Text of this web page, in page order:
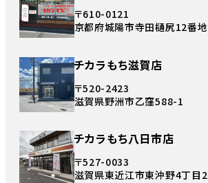
〒610-0121
京都府城陽市寺田樋尻12番
チカラもち滋賀店
〒520-2423
滋賀県野洲市乙窪588-1
チカラもち八日市店
〒527-0033
滋賀県東近江市東沖野4丁目